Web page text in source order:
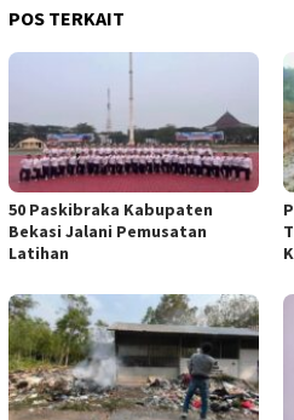
POS TERKAIT
50 Paskibraka Kabupaten
Bekasi Jalani Pemusatan
Latihan